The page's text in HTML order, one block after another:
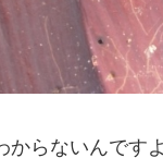
からないんです